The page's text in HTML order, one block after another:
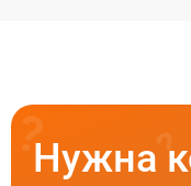
Нужна